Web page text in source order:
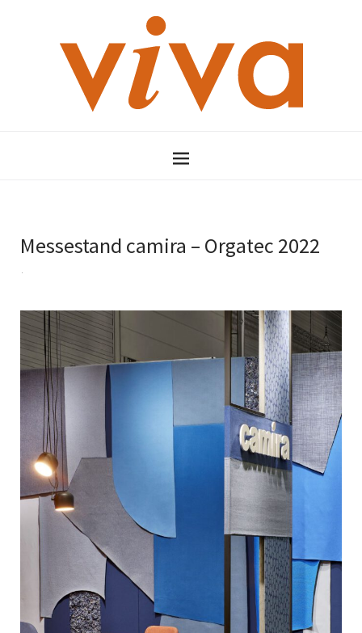
Messestand camira – Orgatec 2022